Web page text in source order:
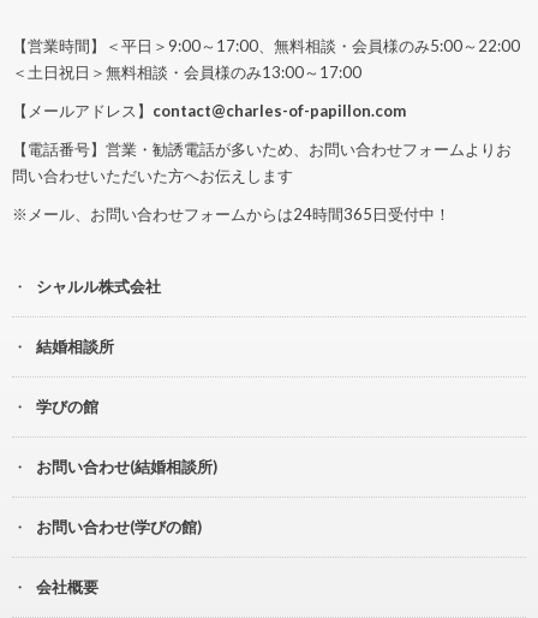
【営業時間】＜平日＞9:00～17:00、無料相談・会員様のみ5:00～22:00
＜土日祝日＞無料相談・会員様のみ13:00～17:00
【メールアドレス】 contact@charles-of-papillon.com
【電話番号】営業・勧誘電話が多いため、お問い合わせフォームよりお
問い合わせいただいた方へお伝えします
※メール、お問い合わせフォームからは24時間365日受付中！
シャルル株式会社
結婚相談所
学びの館
お問い合わせ(結婚相談所)
お問い合わせ(学びの館)
会社概要